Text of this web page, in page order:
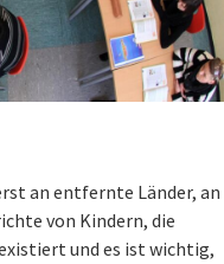
an entfernte Länder, an
von Kindern, die
und es ist wichtig,